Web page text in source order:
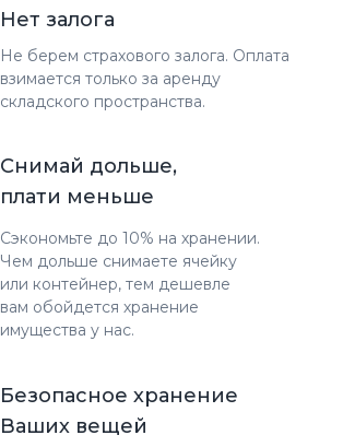
Снимай дольше,
плати меньше
Сэкономьте до 10% на хранении.
Чем дольше снимаете ячейку
или контейнер, тем дешевле
вам обойдется хранение
имущества у нас.
Безопасное хранение
Ваших вещей
Нет залога
Не берем страхового залога. Оплата
взимается только за аренду
складского пространства.